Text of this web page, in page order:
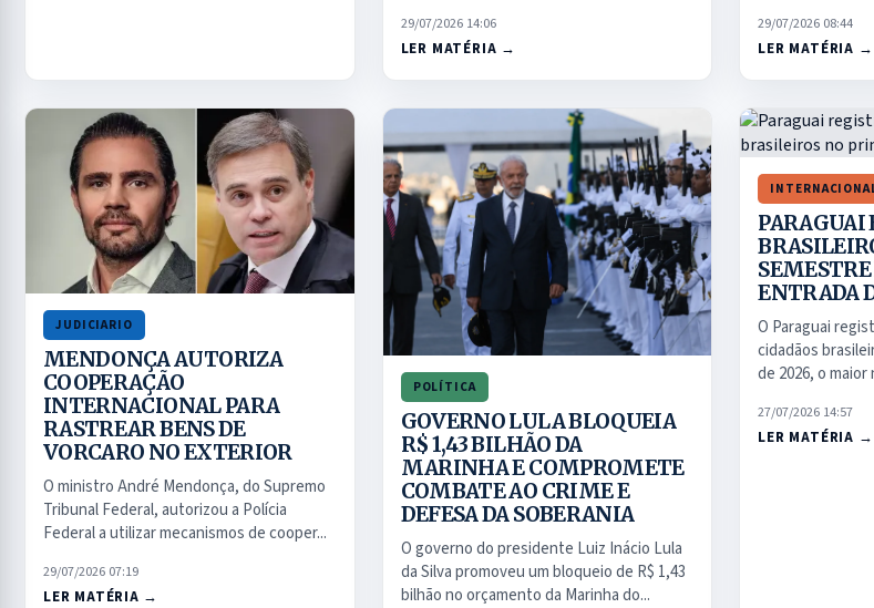
29/07/2026 14:06
LER MATÉRIA →
29/07/2026 08:44
LER MATÉRIA →
JUDICIARIO
MENDONÇA AUTORIZA
COOPERAÇÃO
INTERNACIONAL PARA
RASTREAR BENS DE
VORCARO NO EXTERIOR
O ministro André Mendonça, do Supremo
Tribunal Federal, autorizou a Polícia
Federal a utilizar mecanismos de cooper...
29/07/2026 07:19
LER MATÉRIA →
POLÍTICA
GOVERNO LULA BLOQUEIA
R$ 1,43 BILHÃO DA
MARINHA E COMPROMETE
COMBATE AO CRIME E
DEFESA DA SOBERANIA
O governo do presidente Luiz Inácio Lula
da Silva promoveu um bloqueio de R$ 1,43
bilhão no orçamento da Marinha do...
PARAGUAI
ENTRADA
O Paraguai
cidadãos
de 2026, o
27/07/2026 14:57
LER MATÉRIA →